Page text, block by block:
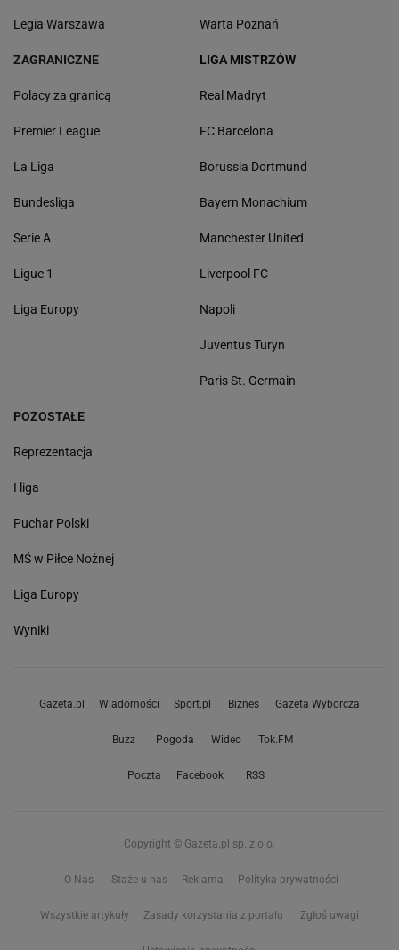
Legia Warszawa Warta Poznań
ZAGRANICZNE
Polacy za granicą
Premier League
La Liga
Bundesliga
Serie A
Ligue 1
Liga Europy
LIGA MISTRZÓW
Real Madryt
FC Barcelona
Borussia Dortmund
Bayern Monachium
Manchester United
Liverpool FC
Napoli
Juventus Turyn
Paris St. Germain
POZOSTAŁE
Reprezentacja
I liga
Puchar Polski
MŚ w Piłce Nożnej
Liga Europy
Wyniki
Gazeta.pl Wiadomości Sport.pl Biznes Gazeta Wyborcza
Buzz Pogoda Wideo Tok.FM
Poczta Facebook RSS
Copyright © Gazeta.pl sp. z o.o.
O Nas Staże u nas Reklama Polityka prywatności
Wszystkie artykuły Zasady korzystania z portalu Zgłoś uwagi